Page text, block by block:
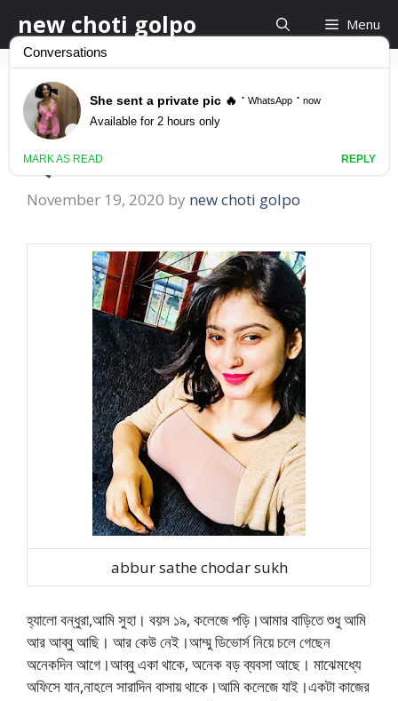
to
content
new choti golpo Menu
লুঙির ফাক দিয়ে আব্বুর
ল্যাওরাটা বেরিয়ে এসেছে
November 19, 2020 by new choti golpo
abbur sathe chodar sukh
হ্যালো বন্ধুরা,আমি সুহা। বয়স ১৯, কলেজে পড়ি।আমার বাড়িতে শুধু আমি
আর আব্বু আছি। আর কেউ নেই।আম্মু ডিভোর্স নিয়ে চলে গেছেন
অনেকদিন আগে।আব্বু একা থাকে, অনেক বড় ব্যবসা আছে। মাঝেমধ্যে
অফিসে যান,নাহলে সারাদিন বাসায় থাকে।আমি কলেজে যাই।একটা কাজের